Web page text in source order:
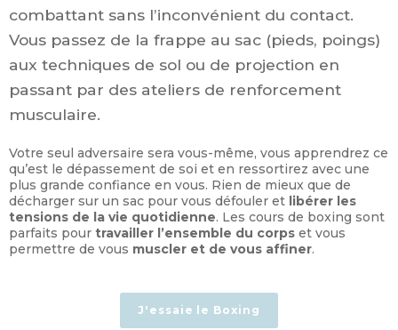
combattant sans l’inconvénient du contact.
Vous passez de la frappe au sac (pieds, poings)
aux techniques de sol ou de projection en
passant par des ateliers de renforcement
musculaire.
Votre seul adversaire sera vous-même, vous apprendrez ce
qu’est le dépassement de soi et en ressortirez avec une
plus grande confiance en vous. Rien de mieux que de
décharger sur un sac pour vous défouler et libérer les
tensions de la vie quotidienne. Les cours de boxing sont
parfaits pour travailler l’ensemble du corps et vous
permettre de vous muscler et de vous affiner.
J'essaie le Boxing